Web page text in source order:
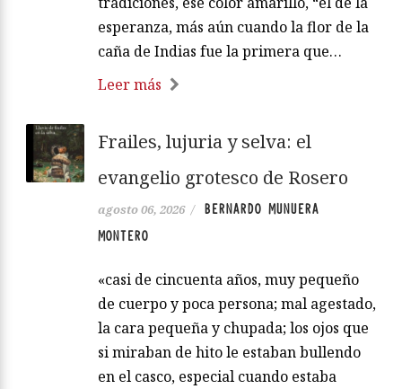
esperanza, más aún cuando la flor de la
caña de Indias fue la primera que…
Leer más
Frailes, lujuria y selva: el
evangelio grotesco de Rosero
agosto 06, 2026 /
BERNARDO MUNUERA
MONTERO
«casi de cincuenta años, muy pequeño
de cuerpo y poca persona; mal agestado,
la cara pequeña y chupada; los ojos que
si miraban de hito le estaban bullendo
en el casco, especial cuando estaba